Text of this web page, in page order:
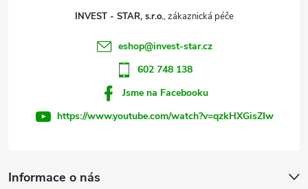
Informace o nás
INVEST - STAR, s.r.o.
eshop@invest-star.cz
602 748 138
Jsme na Facebooku
https://www.youtube.com/watch?v=qzkHXGisZIw